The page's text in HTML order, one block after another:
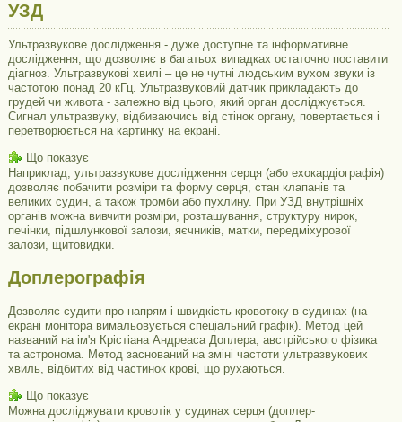
УЗД
Ультразвукове дослідження - дуже доступне та інформативне
дослідження, що дозволяє в багатьох випадках остаточно поставити
діагноз. Ультразвукові хвилі – це не чутні людським вухом звуки із
частотою понад 20 кГц. Ультразвуковий датчик прикладають до
грудей чи живота - залежно від цього, який орган досліджується.
Сигнал ультразвуку, відбиваючись від стінок органу, повертається і
перетворюється на картинку на екрані.
Що показує
Наприклад, ультразвукове дослідження серця (або ехокардіографія)
дозволяє побачити розміри та форму серця, стан клапанів та
великих судин, а також тромби або пухлину. При УЗД внутрішніх
органів можна вивчити розміри, розташування, структуру нирок,
печінки, підшлункової залози, яєчників, матки, передміхурової
залози, щитовидки.
Доплерографія
Дозволяє судити про напрям і швидкість кровотоку в судинах (на
екрані монітора вимальовується спеціальний графік). Метод цей
названий на ім'я Крістіана Андреаса Доплера, австрійського фізика
та астронома. Метод заснований на зміні частоти ультразвукових
хвиль, відбитих від частинок крові, що рухаються.
Що показує
Можна досліджувати кровотік у судинах серця (доплер-